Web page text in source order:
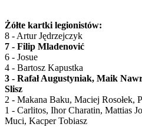
Żółte kartki legionistów:
8 - Artur Jędrzejczyk
7 - Filip Mladenović
6 - Josue
4 - Bartosz Kapustka
3 - Rafał Augustyniak, Maik
Slisz
2 - Makana Baku, Maciej Rosołek,
1 - Carlitos, Ihor Charatin, Mattias
Muci, Kacper Tobiasz